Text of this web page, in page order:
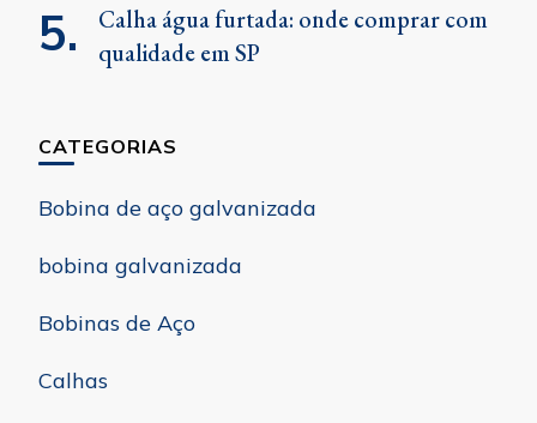
Calha água furtada: onde comprar com
qualidade em SP
CATEGORIAS
Bobina de aço galvanizada
bobina galvanizada
Bobinas de Aço
Calhas